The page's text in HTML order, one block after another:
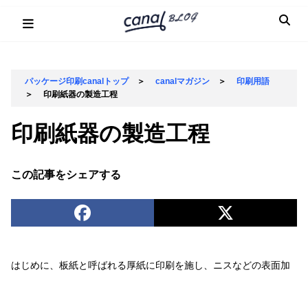
パッケージ印刷canalトップ＞ canalマガジン ＞ 印刷用語
＞ 印刷紙器の製造工程
印刷紙器の製造工程
この記事をシェアする
はじめに、板紙と呼ばれる厚紙に印刷を施し、ニスなどの表面加